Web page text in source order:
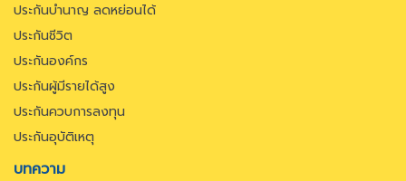
ประกันบำนาญ ลดหย่อนได้
ประกันชีวิต
ประกันองค์กร
ประกันผู้มีรายได้สูง
ประกันควบการลงทุน
ประกันอุบัติเหตุ
บทความ